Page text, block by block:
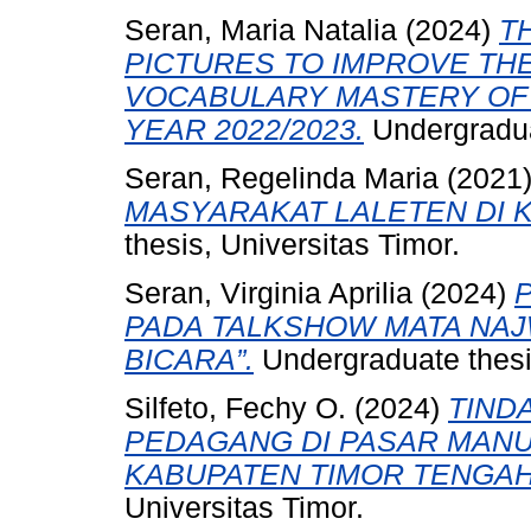
Seran, Maria Natalia (2024)
PICTURES TO IMPROVE
VOCABULARY MASTERY
YEAR 2022/2023.
Seran, Regelinda Maria
MASYARAKAT LALETEN DI
thesis, Universitas Timor.
Seran, Virginia Aprilia (2024)
PADA TALKSHOW MATA
BICARA”. Undergraduate
Silfeto, Fechy O. (2024)
PEDAGANG DI PASAR
KABUPATEN TIMOR
Universitas Timor.